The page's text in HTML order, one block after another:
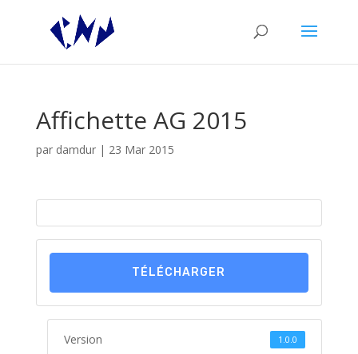
Affichette AG 2015
par damdur| 23 Mar 2015
TÉLÉCHARGER
Version 1.0.0